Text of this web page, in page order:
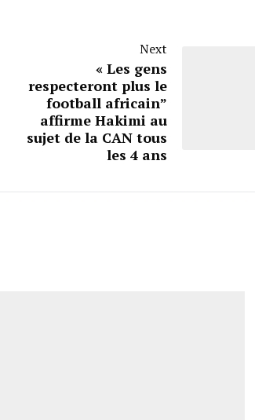
Next
« Les gens
respecteront plus le
football africain”
affirme Hakimi au
sujet de la CAN tous
les 4 ans